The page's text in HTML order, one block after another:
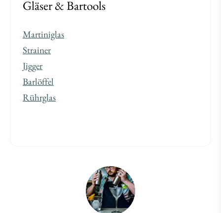
Gläser & Bartools
Martiniglas
Strainer
Jigger
Barlöffel
Rührglas